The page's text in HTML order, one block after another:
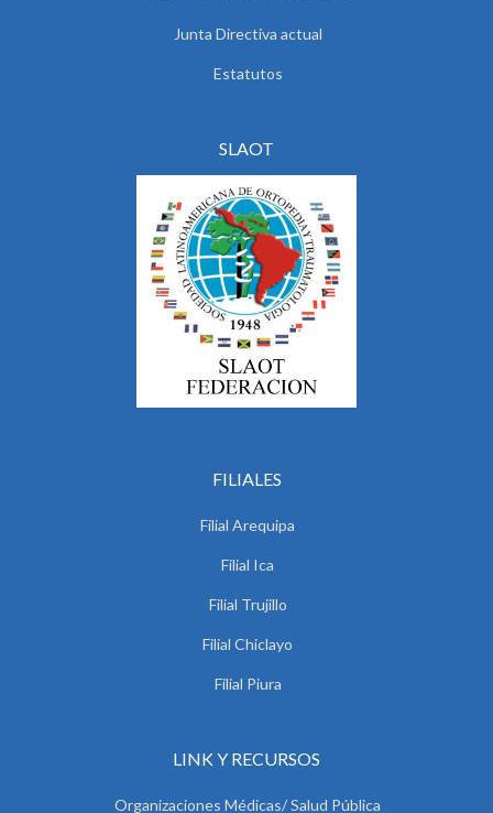
Junta Directiva actual
Estatutos
SLAOT
FILIALES
Filial Arequipa
Filial Ica
Filial Trujillo
Filial Chiclayo
Filial Piura
LINK Y RECURSOS
Organizaciones Médicas/ Salud Pública